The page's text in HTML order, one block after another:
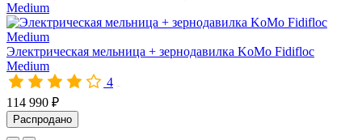
Электрическая мельница + зернодавилка KoMo Fidifloc
Medium
4
114 990 ₽
Распродано